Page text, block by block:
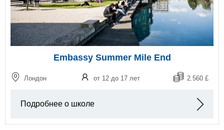
Embassy Summer Mile End
Лондон от 12 до 17 лет 2.560 £
Подробнее о школе